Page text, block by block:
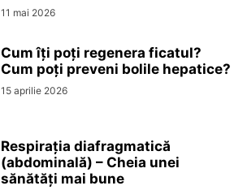
11 mai 2026
Cum îți poți regenera ficatul?
Cum poți preveni bolile hepatice?
15 aprilie 2026
Respirația diafragmatică
(abdominală) – Cheia unei
sănătăți mai bune